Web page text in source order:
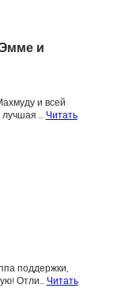
и
и всей
... Читать
поддержки,
Отли... Читать